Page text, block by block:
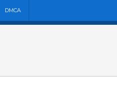
DMCA